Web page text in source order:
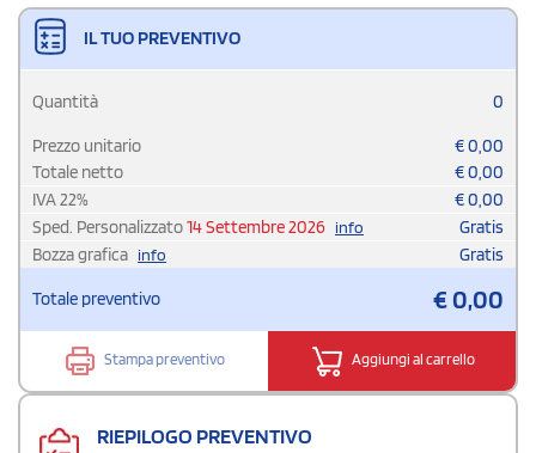
IL TUO PREVENTIVO
Quantità 0
Prezzo unitario €0,00
Totale netto
€0,00
IVA22% €0,00
Sped. Personalizzato14 Settembre 2026 info
Gratis
Bozza grafica info Gratis
Totale preventivo €0,00
Stampa preventivo Aggiungi al carrello
RIEPILOGO PREVENTIVO